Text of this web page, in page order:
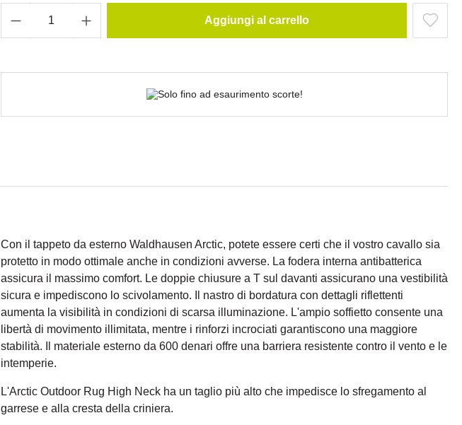
Aggiungi al carrello
Solo fino ad esaurimento scorte!
Con il tappeto da esterno Waldhausen Arctic, potete essere certi che il vostro cavallo sia
protetto in modo ottimale anche in condizioni avverse. La fodera interna antibatterica
assicura il massimo comfort. Le doppie chiusure a T sul davanti assicurano una vestibilità
sicura e impediscono lo scivolamento. Il nastro di bordatura con dettagli riflettenti
aumenta la visibilità in condizioni di scarsa illuminazione. L'ampio soffietto consente una
libertà di movimento illimitata, mentre i rinforzi incrociati garantiscono una maggiore
stabilità. Il materiale esterno da 600 denari offre una barriera resistente contro il vento e le
intemperie.
L'Arctic Outdoor Rug High Neck ha un taglio più alto che impedisce lo sfregamento al
garrese e alla cresta della criniera.